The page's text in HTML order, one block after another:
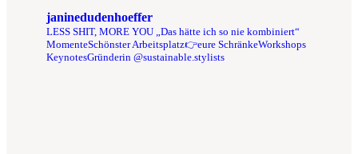
janinedudenhoeffer
LESS SHIT, MORE YOU „Das hätte ich so nie kombiniert“
MomenteSchönster Arbeitsplatz👉eure SchränkeWorkshops
KeynotesGründerin @sustainable.stylists